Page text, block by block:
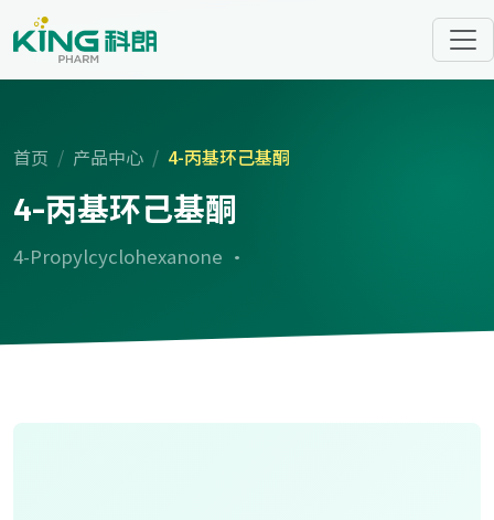
首页 产品中心 4-丙基环己基酮
4-丙基环己基酮
4-Propylcyclohexanone ·